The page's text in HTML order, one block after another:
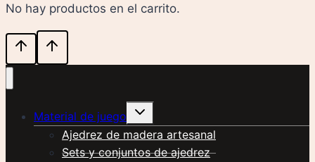
No hay productos en el carrito.
Material de juego
Alternar
hijo
Ajedrez de madera artesanal
Sets y conjuntos de ajedrez